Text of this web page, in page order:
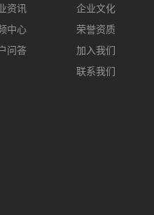
资讯
中心
问答
企业文化
荣誉资质
加入我们
联系我们